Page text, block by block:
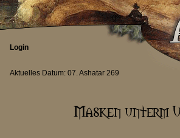
Login
Aktuelles Datum: 07. Ashatar 269